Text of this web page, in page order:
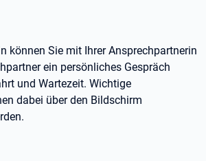
können Sie mit Ihrer Ansprechpartnerin
ein persönliches Gespräch
und Wartezeit. Wichtige
dabei über den Bildschirm